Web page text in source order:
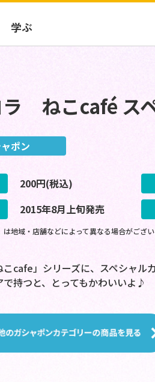
学ぶ
ラ ねこcafé ス
ポン
200円(税込)
2015年8月上旬発売
地域・店舗などによって異なる場合がござい
こcafe」シリーズに、スペシャル
で持つと、とってもかわいいよ♪